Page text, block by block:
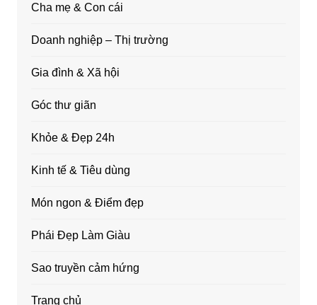
Cha mẹ & Con cái
Doanh nghiệp – Thị trường
Gia đình & Xã hội
Góc thư giãn
Khỏe & Đẹp 24h
Kinh tế & Tiêu dùng
Món ngon & Điểm đẹp
Phái Đẹp Làm Giàu
Sao truyền cảm hứng
Trang chủ